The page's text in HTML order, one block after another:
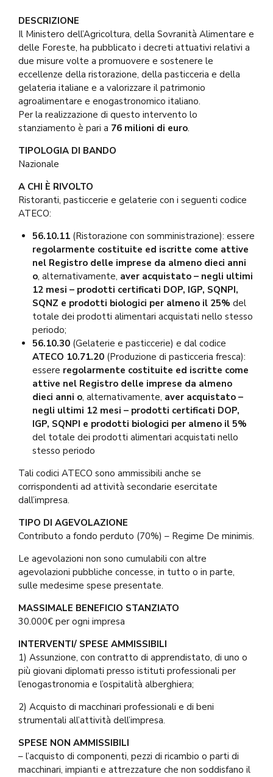
DESCRIZIONE
Il Ministero dell’Agricoltura, della Sovranità Alimentare e
delle Foreste, ha pubblicato i decreti attuativi relativi a
due misure volte a promuovere e sostenere le
eccellenze della ristorazione, della pasticceria e della
gelateria italiane e a valorizzare il patrimonio
agroalimentare e enogastronomico italiano.
Per la realizzazione di questo intervento lo
stanziamento è pari a 76 milioni di euro.
TIPOLOGIA DI BANDO
Nazionale
A CHI È RIVOLTO
Ristoranti, pasticcerie e gelaterie con i seguenti codice
ATECO:
56.10.11 (Ristorazione con somministrazione): essere
regolarmente costituite ed iscritte come attive
nel Registro delle imprese da almeno dieci anni
o, alternativamente, aver acquistato – negli ultimi
12 mesi – prodotti certificati DOP, IGP, SQNPI,
SQNZ e prodotti biologici per almeno il 25% del
totale dei prodotti alimentari acquistati nello stesso
periodo;
56.10.30 (Gelaterie e pasticcerie) e dal codice
ATECO 10.71.20 (Produzione di pasticceria fresca):
essere regolarmente costituite ed iscritte come
attive nel Registro delle imprese da almeno
dieci anni o, alternativamente, aver acquistato –
negli ultimi 12 mesi – prodotti certificati DOP,
IGP, SQNPI e prodotti biologici per almeno il 5%
del totale dei prodotti alimentari acquistati nello
stesso periodo
Tali codici ATECO sono ammissibili anche se
corrispondenti ad attività secondarie esercitate
dall’impresa.
TIPO DI AGEVOLAZIONE
Contributo a fondo perduto (70%) – Regime De minimis.
Le agevolazioni non sono cumulabili con altre
agevolazioni pubbliche concesse, in tutto o in parte,
sulle medesime spese presentate.
MASSIMALE BENEFICIO STANZIATO
30.000€ per ogni impresa
INTERVENTI/ SPESE AMMISSIBILI
1) Assunzione, con contratto di apprendistato, di uno o
più giovani diplomati presso istituti professionali per
l’enogastronomia e l’ospitalità alberghiera;
2) Acquisto di macchinari professionali e di beni
strumentali all’attività dell’impresa.
SPESE NON AMMISSIBILI
– l’acquisto di componenti, pezzi di ricambio o parti di
macchinari, impianti e attrezzature che non soddisfano il